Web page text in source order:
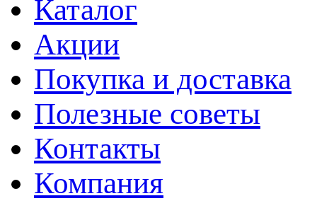
Каталог
Акции
Покупка и доставка
Полезные советы
Контакты
Компания